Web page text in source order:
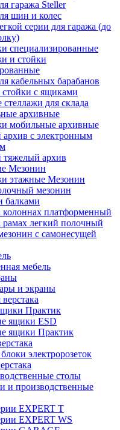
гаража Steller
шин и колес
серии для гаража (до
специализированные
и стойки
кабельных барабанов
с ящиками
для склада
архивные
мобильные архивные
с электронным
архив
Мезонин
этажные Мезонин
мезонин
балками
платформенный
легкий полочный
с самонесущей
мебель
и экраны
Практик
ящики ESD
ящики Практик
электророзеток
столы
и производственные
EXPERT T
EXPERT WS